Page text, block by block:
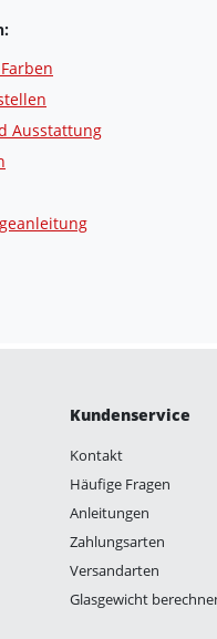
Ausstattung
Kundenservice
Kontakt
Häufige Fragen
Anleitungen
Zahlungsarten
Versandarten
Glasgewicht